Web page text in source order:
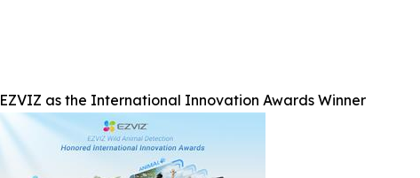
EZVIZ as the International Innovation Awards Winner